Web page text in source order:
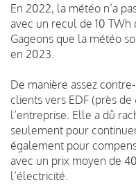
En 2022, la météo n’a
avec un recul de 10
Gageons que la météo
en 2023.
De manière assez
clients vers EDF (près
l’entreprise. Elle a dû
seulement pour
également pour
avec un prix moyen de
l’électricité.